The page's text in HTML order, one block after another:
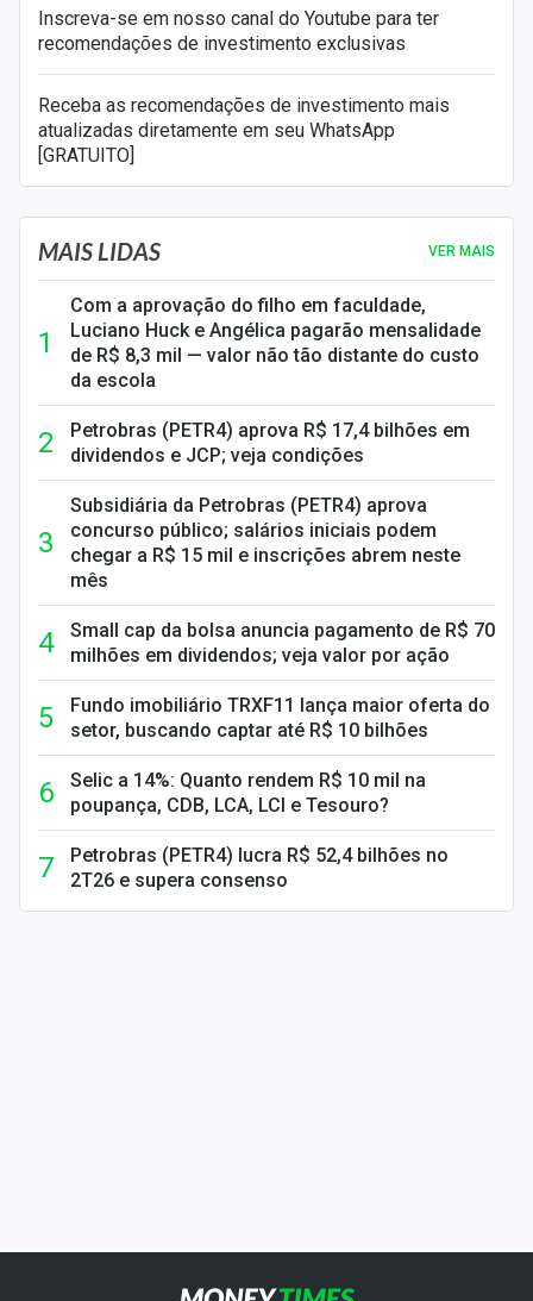
Inscreva-se em nosso canal do Youtube para ter
recomendações de investimento exclusivas
Receba as recomendações de investimento mais
atualizadas diretamente em seu WhatsApp
[GRATUITO]
MAIS LIDAS VER MAIS
Com a aprovação do filho em faculdade,
Luciano Huck e Angélica pagarão mensalidade
de R$ 8,3 mil — valor não tão distante do custo
da escola
Petrobras (PETR4) aprova R$ 17,4 bilhões em
dividendos e JCP; veja condições
Subsidiária da Petrobras (PETR4) aprova
concurso público; salários iniciais podem
chegar a R$ 15 mil e inscrições abrem neste
mês
Small cap da bolsa anuncia pagamento de R$ 70
milhões em dividendos; veja valor por ação
Fundo imobiliário TRXF11 lança maior oferta do
setor, buscando captar até R$ 10 bilhões
Selic a 14%: Quanto rendem R$ 10 mil na
poupança, CDB, LCA, LCI e Tesouro?
Petrobras (PETR4) lucra R$ 52,4 bilhões no
2T26 e supera consenso